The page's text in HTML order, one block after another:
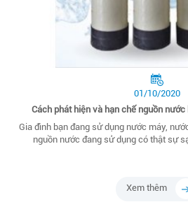
01/10/2020
Cách phát hiện và hạn chế nguồn
Gia đình bạn đang sử dụng nước máy,
nguồn nước đang sử dụng có thật sự
Xem thêm